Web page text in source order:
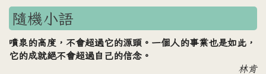
隨機小語
噴泉的高度，不會超過它的源頭。一個人的事業也是如此，
它的成就絕不會超過自己的信念。
林肯